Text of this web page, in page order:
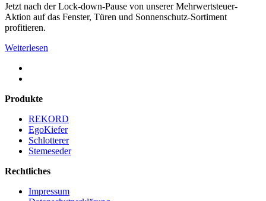
Jetzt nach der Lock-down-Pause von unserer Mehrwertsteuer-
Aktion auf das Fenster, Türen und Sonnenschutz-Sortiment
profitieren.
Weiterlesen
Produkte
REKORD
EgoKiefer
Schlotterer
Stemeseder
Rechtliches
Impressum